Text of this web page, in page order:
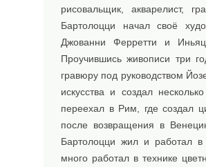
рисовальщик, акварелист,
Бартолоцци начал своё
Джованни Ферретти и
Проучившись живописи три
гравюру под руководством
искусства и создал
переехал в Рим, где создал
после возвращения в
Бартолоцци жил и работал в
много работал в технике